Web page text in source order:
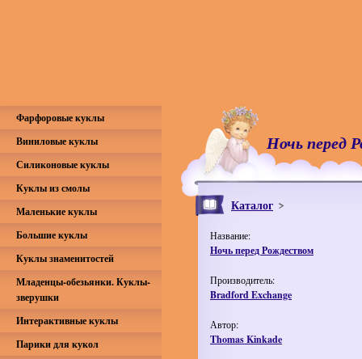
Ночь перед
Каталог
Название:
Ночь перед Рождеством
Производитель:
Bradford Exchange
Автор:
Thomas Kinkade
Фарфоровые куклы
Виниловые куклы
Силиконовые куклы
Куклы из смолы
Маленькие куклы
Большие куклы
Куклы знаменитостей
Младенцы-обезьянки. Куклы-
зверушки
Интерактивные куклы
Парики для кукол